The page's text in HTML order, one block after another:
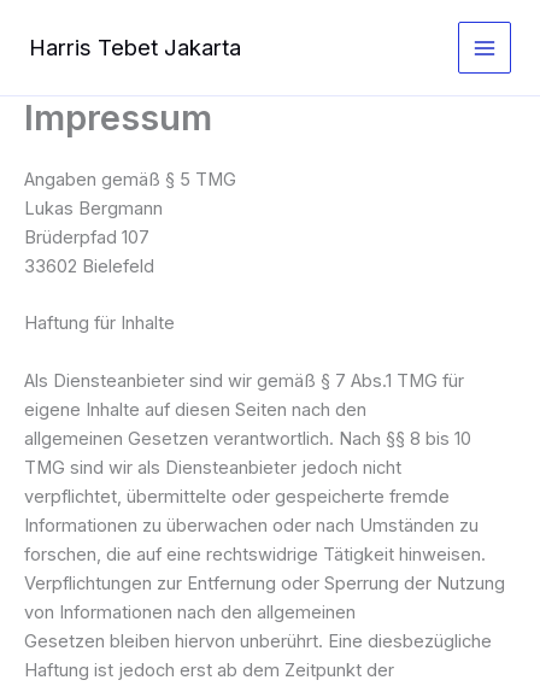
InhaltHarris Tebet Jakarta
Impressum
Angaben gemäß § 5 TMG
Lukas Bergmann
Brüderpfad 107
33602 Bielefeld
Haftung für Inhalte
Als Diensteanbieter sind wir gemäß § 7 Abs.1 TMG für
eigene Inhalte auf diesen Seiten nach den
allgemeinen Gesetzen verantwortlich. Nach §§ 8 bis 10
TMG sind wir als Diensteanbieter jedoch nicht
verpflichtet, übermittelte oder gespeicherte fremde
Informationen zu überwachen oder nach Umständen zu
forschen, die auf eine rechtswidrige Tätigkeit hinweisen.
Verpflichtungen zur Entfernung oder Sperrung der Nutzung
von Informationen nach den allgemeinen
Gesetzen bleiben hiervon unberührt. Eine diesbezügliche
Haftung ist jedoch erst ab dem Zeitpunkt der